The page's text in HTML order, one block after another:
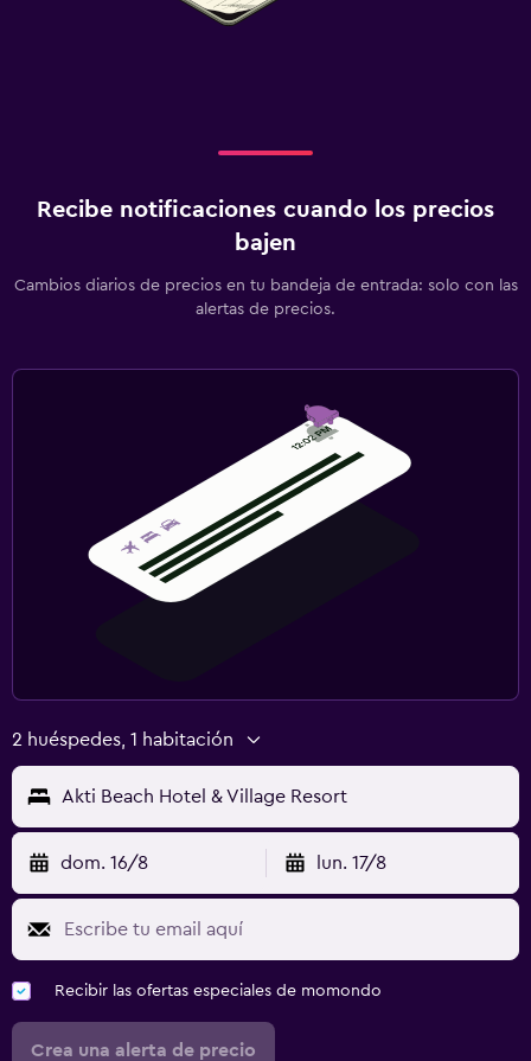
Recibe notificaciones cuando los precios
bajen
Cambios diarios de precios en tu bandeja de entrada: solo con las
alertas de precios.
2 huéspedes, 1 habitación
Akti Beach Hotel & Village Resort
dom. 16/8 lun. 17/8
Recibir las ofertas especiales de momondo
Crea una alerta de precio